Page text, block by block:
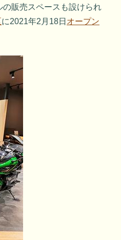
販売スペースも設けられ
に2021年2月18日 オープン